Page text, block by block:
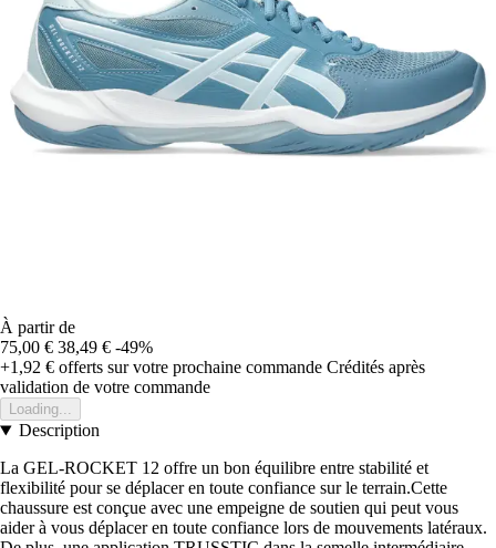
À partir de
75,00 € 38,49 € -49%
+1,92 € offerts sur votre prochaine commande Crédités après
validation de votre commande
Loading...
Description
La GEL-ROCKET 12 offre un bon équilibre entre stabilité et
flexibilité pour se déplacer en toute confiance sur le terrain.Cette
chaussure est conçue avec une empeigne de soutien qui peut vous
aider à vous déplacer en toute confiance lors de mouvements latéraux.